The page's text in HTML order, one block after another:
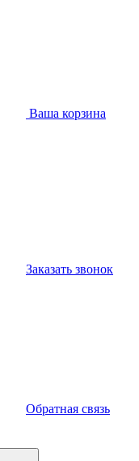
Ваша корзина
Заказать звонок
Обратная связь